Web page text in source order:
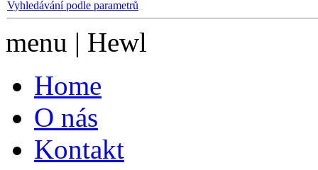
Vyhledávání podle parametrů
menu | Hewl
Home
O nás
Kontakt